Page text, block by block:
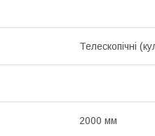
Телескопічні
2000 мм